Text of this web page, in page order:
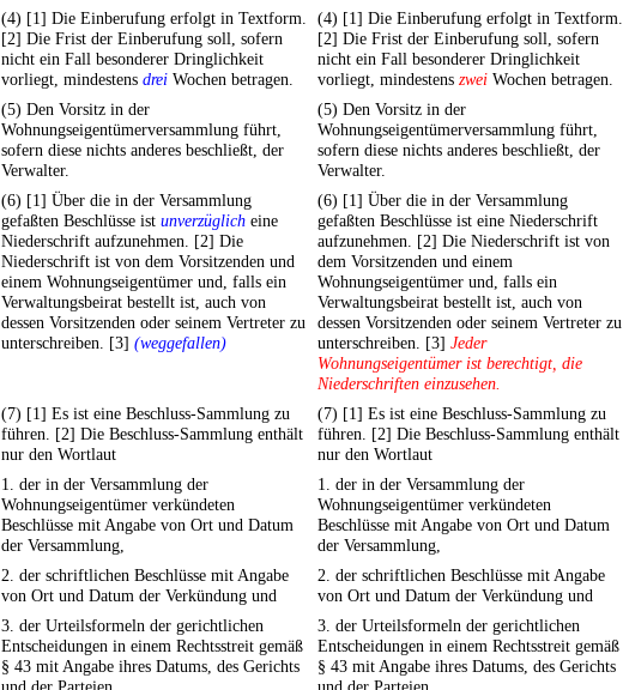
(4) [1] Die Einberufung erfolgt in Textform.
[2] Die Frist der Einberufung soll, sofern
nicht ein Fall besonderer Dringlichkeit
vorliegt, mindestens drei Wochen betragen.
(4) [1] Die Einberufung erfolgt in Textform.
[2] Die Frist der Einberufung soll, sofern
nicht ein Fall besonderer Dringlichkeit
vorliegt, mindestens zwei Wochen betragen.
(5) Den Vorsitz in der
Wohnungseigentümerversammlung führt,
sofern diese nichts anderes beschließt, der
Verwalter.
(5) Den Vorsitz in der
Wohnungseigentümerversammlung führt,
sofern diese nichts anderes beschließt, der
Verwalter.
(6) [1] Über die in der Versammlung
gefaßten Beschlüsse ist unverzüglich eine
Niederschrift aufzunehmen. [2] Die
Niederschrift ist von dem Vorsitzenden und
einem Wohnungseigentümer und, falls ein
Verwaltungsbeirat bestellt ist, auch von
dessen Vorsitzenden oder seinem Vertreter zu
unterschreiben. [3] (weggefallen)
(6) [1] Über die in der Versammlung
gefaßten Beschlüsse ist eine Niederschrift
aufzunehmen. [2] Die Niederschrift ist von
dem Vorsitzenden und einem
Wohnungseigentümer und, falls ein
Verwaltungsbeirat bestellt ist, auch von
dessen Vorsitzenden oder seinem Vertreter zu
unterschreiben. [3] Jeder
Wohnungseigentümer ist berechtigt, die
Niederschriften einzusehen.
(7) [1] Es ist eine Beschluss-Sammlung zu
führen. [2] Die Beschluss-Sammlung enthält
nur den Wortlaut
(7) [1] Es ist eine Beschluss-Sammlung zu
führen. [2] Die Beschluss-Sammlung enthält
nur den Wortlaut
1. der in der Versammlung der
Wohnungseigentümer verkündeten
Beschlüsse mit Angabe von Ort und Datum
der Versammlung,
1. der in der Versammlung der
Wohnungseigentümer verkündeten
Beschlüsse mit Angabe von Ort und Datum
der Versammlung,
2. der schriftlichen Beschlüsse mit Angabe
von Ort und Datum der Verkündung und
2. der schriftlichen Beschlüsse mit Angabe
von Ort und Datum der Verkündung und
3. der Urteilsformeln der gerichtlichen
Entscheidungen in einem Rechtsstreit gemäß
§ 43 mit Angabe ihres Datums, des Gerichts
3. der Urteilsformeln der gerichtlichen
Entscheidungen in einem Rechtsstreit gemäß
§ 43 mit Angabe ihres Datums, des Gerichts